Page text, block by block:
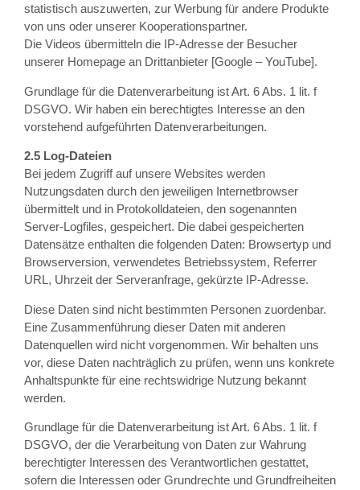
statistisch auszuwerten, zur Werbung für andere Produkte
von uns oder unserer Kooperationspartner.
Die Videos übermitteln die IP-Adresse der Besucher
unserer Homepage an Drittanbieter [Google – YouTube].
Grundlage für die Datenverarbeitung ist Art. 6 Abs. 1 lit. f
DSGVO. Wir haben ein berechtigtes Interesse an den
vorstehend aufgeführten Datenverarbeitungen.
2.5 Log-Dateien
Bei jedem Zugriff auf unsere Websites werden
Nutzungsdaten durch den jeweiligen Internetbrowser
übermittelt und in Protokolldateien, den sogenannten
Server-Logfiles, gespeichert. Die dabei gespeicherten
Datensätze enthalten die folgenden Daten: Browsertyp und
Browserversion, verwendetes Betriebssystem, Referrer
URL, Uhrzeit der Serveranfrage, gekürzte IP-Adresse.
Diese Daten sind nicht bestimmten Personen zuordenbar.
Eine Zusammenführung dieser Daten mit anderen
Datenquellen wird nicht vorgenommen. Wir behalten uns
vor, diese Daten nachträglich zu prüfen, wenn uns konkrete
Anhaltspunkte für eine rechtswidrige Nutzung bekannt
werden.
Grundlage für die Datenverarbeitung ist Art. 6 Abs. 1 lit. f
DSGVO, der die Verarbeitung von Daten zur Wahrung
berechtigter Interessen des Verantwortlichen gestattet,
sofern die Interessen oder Grundrechte und Grundfreiheiten